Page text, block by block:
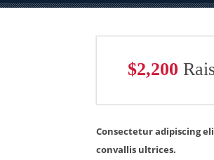
$2,200
Consectetur adipiscing
convallis ultrices.